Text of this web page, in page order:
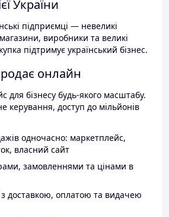
України
підприємці — невеликі
виробники та великі
підтримує український бізнес.
онлайн
для бізнесу будь-якого масштабу.
керування, доступ до мільйонів
одночасно: маркетплейс,
власний сайт
замовленнями та цінами в
з доставкою, оплатою та видачею